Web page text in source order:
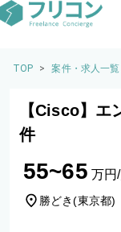
TOP > 案件・求人一覧
【Cisco】エ
件
55~65 万円/
勝どき(東京都)